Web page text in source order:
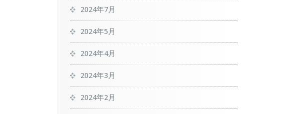
2024年7月
2024年5月
2024年4月
2024年3月
2024年2月